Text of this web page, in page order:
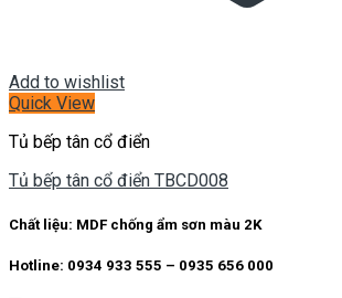
Add to wishlist
Quick View
Tủ bếp tân cổ điển
Tủ bếp tân cổ điển TBCD008
Chất liệu: MDF chống ẩm sơn màu 2K
Hotline: 0934 933 555 – 0935 656 000